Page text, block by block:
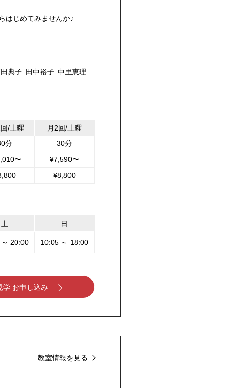
はじめてみませんか♪
典子 田中裕子 中里恵理
/土曜
月2回/土曜
分
30分
〜
¥7,590〜
¥8,800
土 日
20:00 10:05 ～ 18:00
学 お申し込み
教室情報を見る